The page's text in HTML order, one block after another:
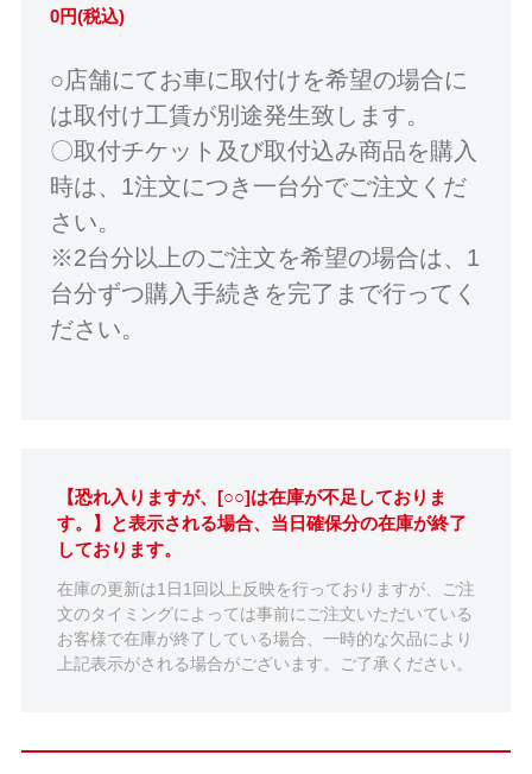
0円(税込)
○店舗にてお車に取付けを希望の場合に
は取付け工賃が別途発生致します。
〇取付チケット及び取付込み商品を購入
時は、1注文につき一台分でご注文くだ
さい。
※2台分以上のご注文を希望の場合は、1
台分ずつ購入手続きを完了まで行ってく
ださい。
【恐れ入りますが、[○○]は在庫が不足しておりま
す。】と表示される場合、当日確保分の在庫が終了
しております。
在庫の更新は1日1回以上反映を行っておりますが、ご注
文のタイミングによっては事前にご注文いただいている
お客様で在庫が終了している場合、一時的な欠品により
上記表示がされる場合がございます。ご了承ください。